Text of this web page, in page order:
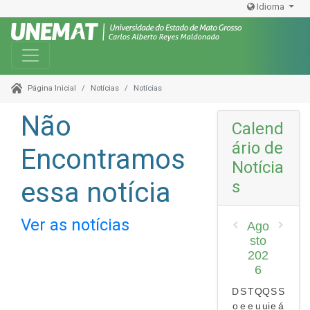
Idioma
Toggle navigation
Página Inicial Notícias Notícias
Não
Encontramos
essa notícia
Ver as notícias
Calend
ário de
Notícia
s
Ago
sto
202
6
D
o
S
e
T
e
Q
u
Q
ui
S
e
S
á